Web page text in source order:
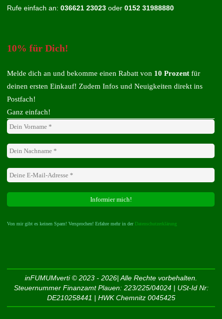
Rufe einfach an:036621 23023 oder0152 31988880
10% für Dich!
Melde dich an und bekomme einen Rabatt von 10 Prozent für
deinen ersten Einkauf! Zudem Infos und Neuigkeiten direkt ins
Postfach!
Ganz einfach!
Von mir gibt es keinen Spam! Versprochen! Erfahre mehr in der Datenschutzerklärung
inFUMUMverti © 2023 - 2026| Alle Rechte vorbehalten.
Steuernummer Finanzamt Plauen: 223/225/04024 | USt-Id Nr:
DE210258441 | HWK Chemnitz 0045425